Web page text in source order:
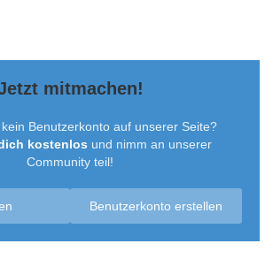
mitmachen!
Benutzerkonto auf unserer Seite?
kostenlos und nimm an unserer
Community teil!
Benutzerkonto erstellen